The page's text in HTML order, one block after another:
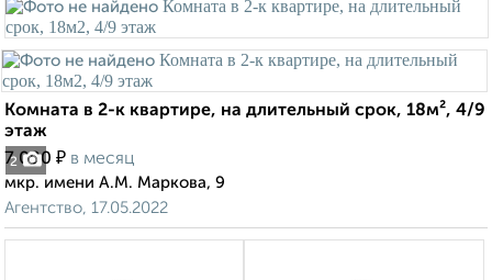
2
Комната в 2-к квартире, на длительный срок, 18м², 4/9
этаж
7 000 ₽ в месяц
мкр. имени А.М. Маркова, 9
Агентство, 17.05.2022